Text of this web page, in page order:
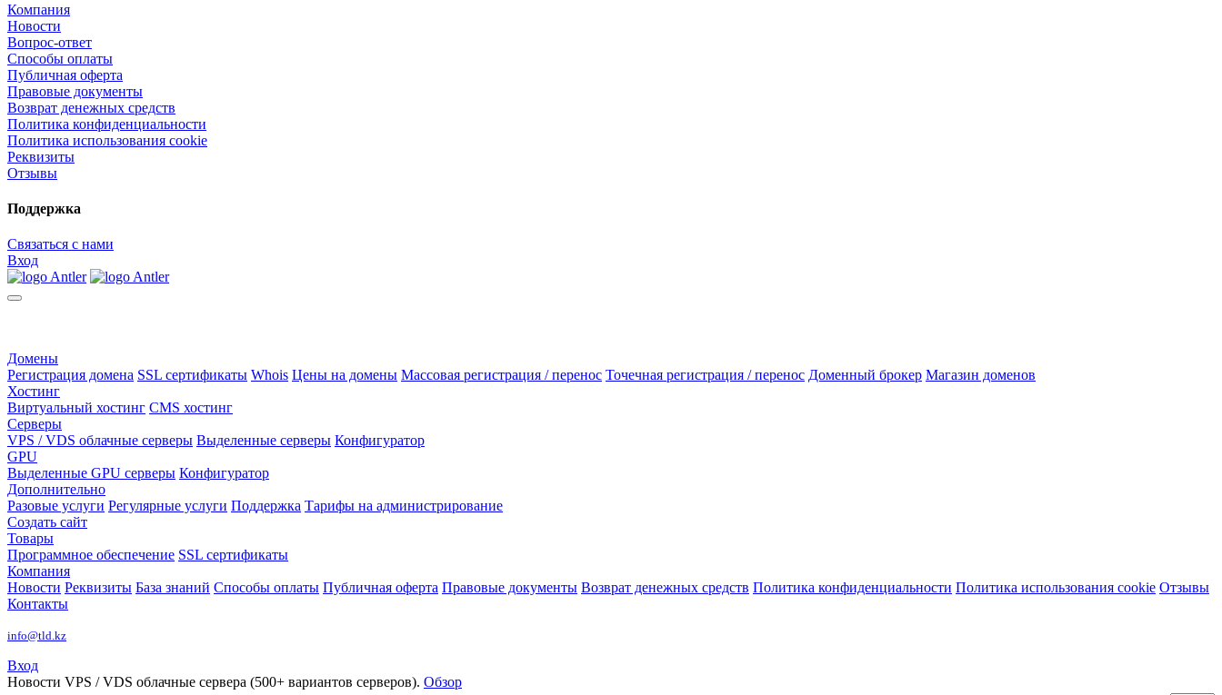
Компания
Новости
Вопрос-ответ
Способы оплаты
Публичная оферта
Правовые документы
Возврат денежных средств
Политика конфиденциальности
Политика использования cookie
Реквизиты
Отзывы
Поддержка
Связаться с нами
Вход
Домены
Регистрация домена SSL сертификаты Whois Цены на домены Массовая регистрация / перенос Точечная регистрация / перенос Доменный брокер Магазин доменов
Хостинг
Виртуальный хостинг CMS хостинг
Серверы
VPS / VDS облачные серверы Выделенные серверы Конфигуратор
GPU
Выделенные GPU серверы Конфигуратор
Дополнительно
Разовые услуги Регулярные услуги Поддержка Тарифы на администрирование
Создать сайт
Товары
Программное обеспечение SSL сертификаты
Компания
Новости Реквизиты База знаний Способы оплаты Публичная оферта Правовые документы Возврат денежных средств Политика конфиденциальности Политика использования cookie Отзывы
Контакты
info@tld.kz
Вход
Новости VPS / VDS облачные сервера (500+ вариантов серверов). Обзор